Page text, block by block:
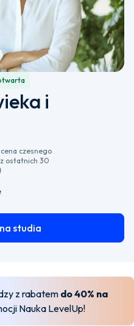
i
istnieje możliwość wyboru
czesnego
ostatnich 30
studia
z rabatem do 40% na
Nauka LevelUp!